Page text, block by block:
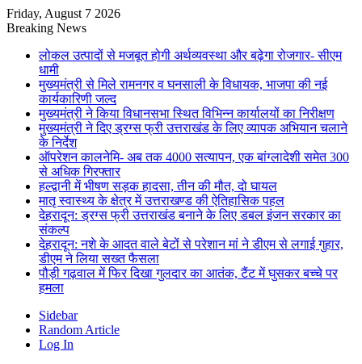
Friday, August 7 2026
Breaking News
लोकल उत्पादों से मजबूत होगी अर्थव्यवस्था और बढ़ेगा रोजगार- सीएम
धामी
मुख्यमंत्री से मिले रामनगर व घनसाली के विधायक, भाजपा की नई
कार्यकारिणी जल्द
मुख्यमंत्री ने किया विधानसभा स्थित विभिन्न कार्यालयों का निरीक्षण
मुख्यमंत्री ने दिए ड्रग्स फ्री उत्तराखंड के लिए व्यापक अभियान चलाने
के निर्देश
ऑपरेशन कालनेमि- अब तक 4000 सत्यापन, एक बांग्लादेशी समेत 300
से अधिक गिरफ्तार
हल्द्वानी में भीषण सड़क हादसा, तीन की मौत, दो घायल
मातृ स्वास्थ्य के क्षेत्र में उत्तराखण्ड की ऐतिहासिक पहल
देहरादून: ड्रग्स फ्री उत्तराखंड बनाने के लिए डबल इंजन सरकार का
संकल्प
देहरादून: नशे के आदत वाले बेटों से परेशान मां ने डीएम से लगाई गुहार,
डीएम ने लिया सख्त फैसला
पौड़ी गढ़वाल में फिर दिखा गुलदार का आतंक, टैंट में घुसकर बच्चे पर
हमला
Sidebar
Random Article
Log In